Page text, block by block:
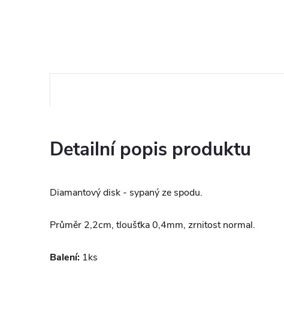
Detailní popis produktu
Diamantový disk - sypaný ze spodu.
Průměr 2,2cm, tloušťka 0,4mm, zrnitost normal.
Balení: 1ks